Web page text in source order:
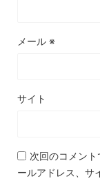
メール ※
サイト
次回のコメン
ールアドレス、サ